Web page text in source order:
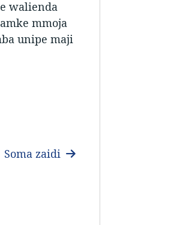
walienda
mmoja
unipe maji
Soma zaidi